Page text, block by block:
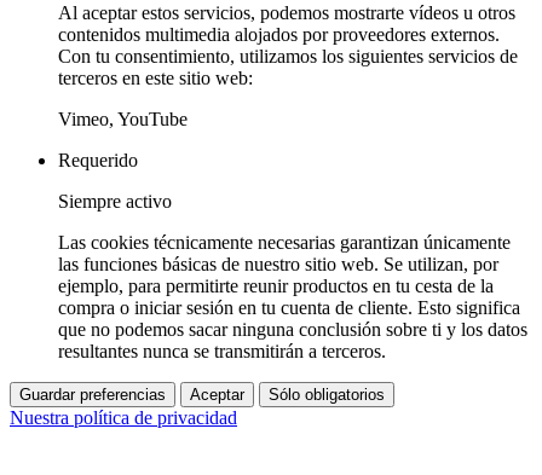
Al aceptar estos servicios, podemos mostrarte vídeos u otros
contenidos multimedia alojados por proveedores externos.
Con tu consentimiento, utilizamos los siguientes servicios de
terceros en este sitio web:
Vimeo, YouTube
Requerido
Siempre activo
Las cookies técnicamente necesarias garantizan únicamente
las funciones básicas de nuestro sitio web. Se utilizan, por
ejemplo, para permitirte reunir productos en tu cesta de la
compra o iniciar sesión en tu cuenta de cliente. Esto significa
que no podemos sacar ninguna conclusión sobre ti y los datos
resultantes nunca se transmitirán a terceros.
Guardar preferencias Aceptar Sólo obligatorios
Nuestra política de privacidad